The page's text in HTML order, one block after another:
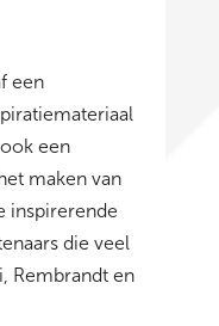
een
een
maken van
inspirerende
die veel
Rembrandt en